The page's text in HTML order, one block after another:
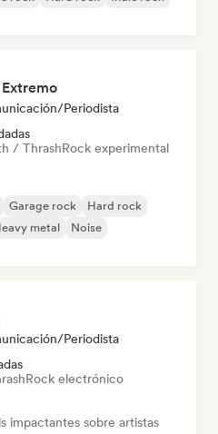
Periodista
/ ThrashRock experimental
Garage rock
Hard rock
metal
Noise
Periodista
Rock electrónico
impactantes sobre artistas